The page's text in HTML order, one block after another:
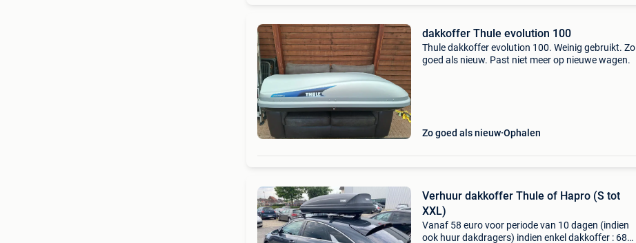
dakkoffer Thule evolution 100
Thule dakkoffer evolution 100. Weinig gebruikt. Zo
goed als nieuw. Past niet meer op nieuwe wagen.
Zo goed als nieuw Ophalen
Verhuur dakkoffer Thule of Hapro (S tot
XXL)
Vanaf 58 euro voor periode van 10 dagen (indien
ook huur dakdragers) indien enkel dakkoffer : 68